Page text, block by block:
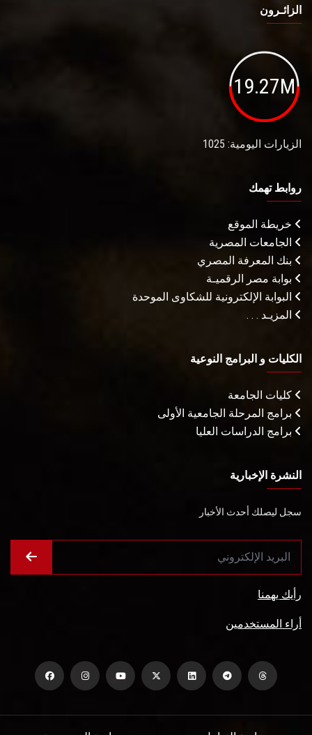
الزائـرون
19.27M
الزيارات اليومية: 1025
روابط تهمك
خريطة الموقع
الجامعات المصرية
بنك المعرفة المصري
بوابة مصر الرقميـة
البوابة الإلكترونية للشكاوى الموحدة
المزيـد . . .
الكليات و البرامج النوعية
كليات الجامعة
برامج المرحلة الجامعية الأولى
برامج الدراسات العليا
النشرة الإخبارية
سجل ليصلك أحدث الأخبار
رأيك يهمنا
أراء المستخدمين